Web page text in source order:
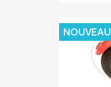
NOUVEAU